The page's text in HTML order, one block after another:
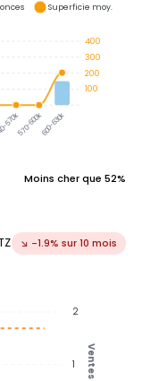
570k570-600k600-630k
400
300
200
100
Superficie moy.
Moins cher que 52%
↘ -1.9% sur 10 mois
2
1 Ventes